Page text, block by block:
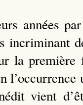
années
incriminant
la
l’occurrence
vient